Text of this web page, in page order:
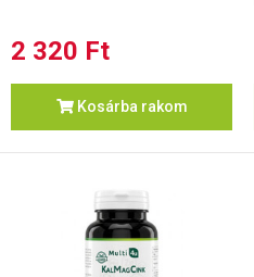
2 320 Ft
Kosárba rakom